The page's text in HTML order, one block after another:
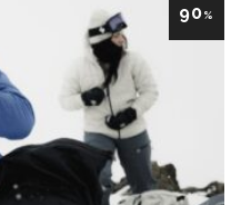
90%